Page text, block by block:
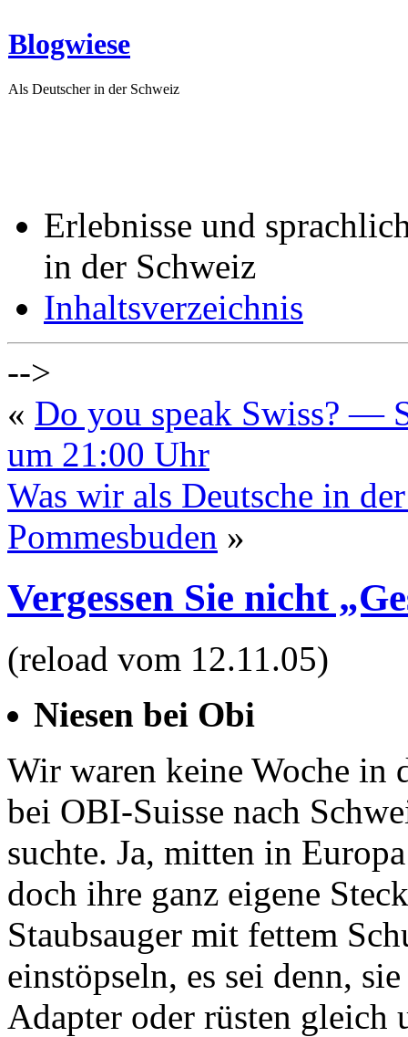
Blogwiese
Als Deutscher in der Schweiz
Erlebnisse und
in der Schweiz
Inhaltsverzeichnis
-->
« Do you speak Swiss? —
um 21:00 Uhr
Was wir als Deutsche in
Pommesbuden »
Vergessen Sie nicht
(reload vom 12.11.05)
Niesen bei Obi
Wir waren keine Woche in
bei OBI-Suisse nach
suchte. Ja, mitten in
doch ihre ganz eigene
Staubsauger mit fettem
einstöpseln, es sei denn,
Adapter oder rüsten gleich